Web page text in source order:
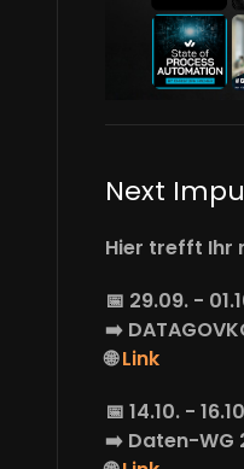
Next
Hier trefft Ihr
📅 29.09. -
➡️
🌐Link
📅 14.10. -
➡️ Daten-WG